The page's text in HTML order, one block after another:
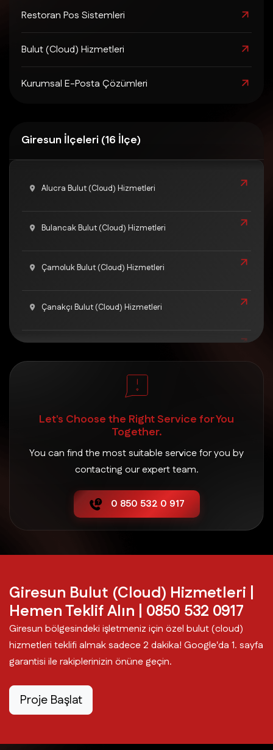
Restoran Pos Sistemleri
Bulut (Cloud) Hizmetleri
Kurumsal E-Posta Çözümleri
Giresun İlçeleri (16 İlçe)
Alucra Bulut (Cloud) Hizmetleri
Bulancak Bulut (Cloud) Hizmetleri
Çamoluk Bulut (Cloud) Hizmetleri
Çanakçı Bulut (Cloud) Hizmetleri
Doğankent Bulut (Cloud) Hizmetleri
Espiye Bulut (Cloud) Hizmetleri
Eynesil Bulut (Cloud) Hizmetleri
Görele Bulut (Cloud) Hizmetleri
Keşap Bulut (Cloud) Hizmetleri
Merkez Bulut (Cloud) Hizmetleri
Piraziz Bulut (Cloud) Hizmetleri
Şebinkarahisar Bulut (Cloud) Hizmetleri
Tirebolu Bulut (Cloud) Hizmetleri
Let's Choose the Right Service for You
Together.
You can find the most suitable service for you by
contacting our expert team.
0 850 532 0 917
Giresun Bulut (Cloud) Hizmetleri |
Hemen Teklif Alın | 0850 532 0917
Giresun bölgesindeki işletmeniz için özel bulut (cloud)
hizmetleri teklifi almak sadece 2 dakika! Google'da 1. sayfa
garantisi ile rakiplerinizin önüne geçin.
Proje Başlat